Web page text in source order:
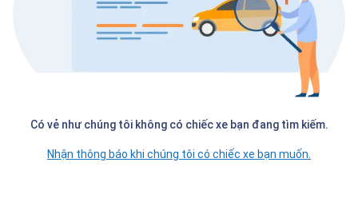
Có vẻ như chúng tôi không có chiếc xe bạn đang tìm kiếm.
Nhận thông báo khi chúng tôi có chiếc xe bạn muốn.